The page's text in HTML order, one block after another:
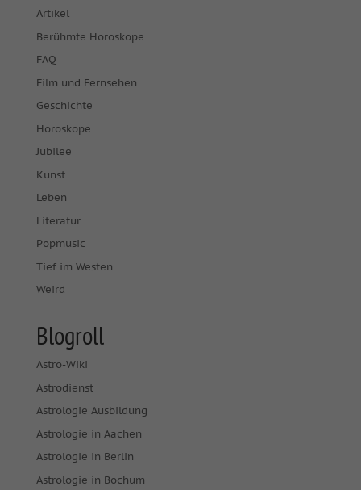
Artikel
Berühmte Horoskope
FAQ
Film und Fernsehen
Geschichte
Horoskope
Jubilee
Kunst
Leben
Literatur
Popmusic
Tief im Westen
Weird
Blogroll
Astro-Wiki
Astrodienst
Astrologie Ausbildung
Astrologie in Aachen
Astrologie in Berlin
Astrologie in Bochum